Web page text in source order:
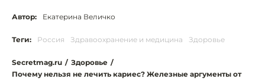
Автор: Екатерина Величко
Теги: Россия Здравоохранение и медицина Здоровье
Secretmag.ru / Здоровье /
Почему нельзя не лечить кариес? Железные аргументы от